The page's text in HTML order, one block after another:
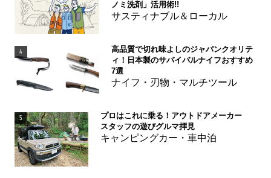
ノミ洗剤」活用術!!
サスティナブル＆ローカル
4
高品質で切れ味よしのジャパンクオリテ
ィ！日本製のサバイバルナイフおすすめ
7選
ナイフ・刃物・マルチツール
5
プロはこれに乗る！アウトドアメーカー
スタッフの遊びグルマ拝見
キャンピングカー・車中泊